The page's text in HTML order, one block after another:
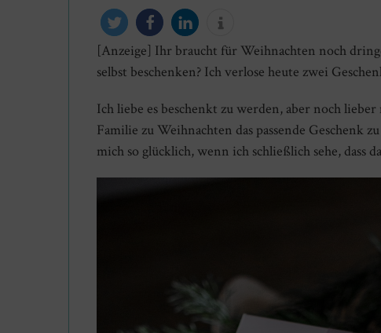
twittern teilen mitteileninfo
[Anzeige] Ihr braucht für Weihnachten noch
selbst beschenken? Ich verlose heute zwei
Ich liebe es beschenkt zu werden, aber noch
Familie zu Weihnachten das passende Geschenk
mich so glücklich, wenn ich schließlich sehe, dass